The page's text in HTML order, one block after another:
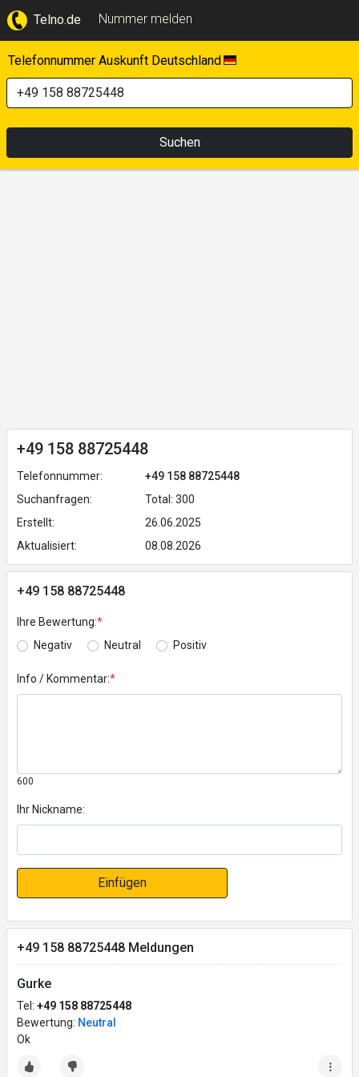
Telno.de Nummer melden
Telefonnummer Auskunft Deutschland
Suchen
+49 158 88725448
Telefonnummer:
+49 158 88725448
Suchanfragen:
Total: 300
Erstellt:
26.06.2025
Aktualisiert:
08.08.2026
+49 158 88725448
Ihre Bewertung:*
Negativ
Neutral Positiv
Info / Kommentar:*
600
Ihr Nickname:
Einfügen
+49 158 88725448 Meldungen
Gurke
Tel: +49 158 88725448
Bewertung: Neutral
Ok